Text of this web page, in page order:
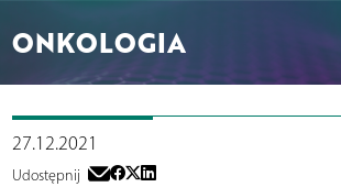
ONKOLOGIA
27.12.2021
Udostępnij